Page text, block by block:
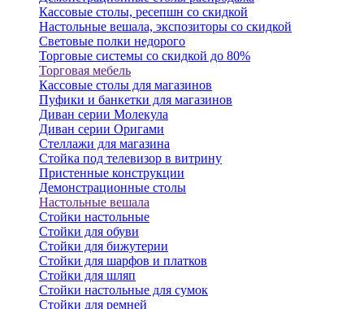
Кассовые столы, ресепшн со скидкой
Настольные вешала, экспозиторы со скидкой
Световые полки недорого
Торговые системы со скидкой до 80%
Торговая мебель
Кассовые столы для магазинов
Пуфики и банкетки для магазинов
Диван серии Молекула
Диван серии Оригами
Стеллажи для магазина
Стойка под телевизор в витрину
Пристенные конструкции
Демонстрационные столы
Настольные вешала
Стойки настольные
Стойки для обуви
Стойки для бижутерии
Стойки для шарфов и платков
Стойки для шляп
Стойки настольные для сумок
Стойки для ремней